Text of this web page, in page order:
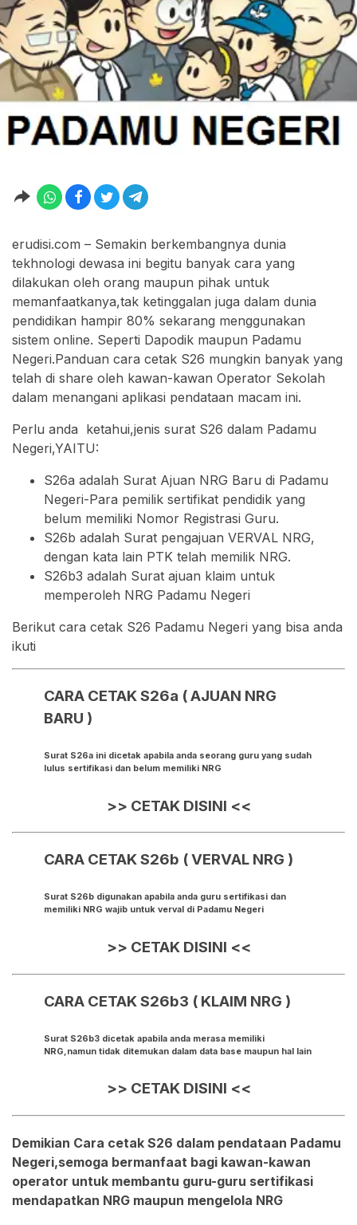
erudisi.com – Semakin berkembangnya dunia
tekhnologi dewasa ini begitu banyak cara yang
dilakukan oleh orang maupun pihak untuk
memanfaatkanya,tak ketinggalan juga dalam dunia
pendidikan hampir 80% sekarang menggunakan
sistem online. Seperti Dapodik maupun Padamu
Negeri.Panduan cara cetak S26 mungkin banyak yang
telah di share oleh kawan-kawan Operator Sekolah
dalam menangani aplikasi pendataan macam ini.
Perlu anda ketahui,jenis surat S26 dalam Padamu
Negeri,YAITU:
S26a adalah Surat Ajuan NRG Baru di Padamu
Negeri-Para pemilik sertifikat pendidik yang
belum memiliki Nomor Registrasi Guru.
S26b adalah Surat pengajuan VERVAL NRG,
dengan kata lain PTK telah memilik NRG.
S26b3 adalah Surat ajuan klaim untuk
memperoleh NRG Padamu Negeri
Berikut cara cetak S26 Padamu Negeri yang bisa anda
ikuti
CARA CETAK S26a ( AJUAN NRG
BARU )
Surat S26a ini dicetak apabila anda seorang guru yang sudah
lulus sertifikasi dan belum memiliki NRG
>> CETAK DISINI <<
CARA CETAK S26b ( VERVAL NRG )
Surat S26b digunakan apabila anda guru sertifikasi dan
memiliki NRG wajib untuk verval di Padamu Negeri
>> CETAK DISINI <<
CARA CETAK S26b3 ( KLAIM NRG )
Surat S26b3 dicetak apabila anda merasa memiliki
NRG,namun tidak ditemukan dalam data base maupun hal lain
>> CETAK DISINI <<
Demikian Cara cetak S26 dalam pendataan Padamu
Negeri,semoga bermanfaat bagi kawan-kawan
operator untuk membantu guru-guru sertifikasi
mendapatkan NRG maupun mengelola NRG